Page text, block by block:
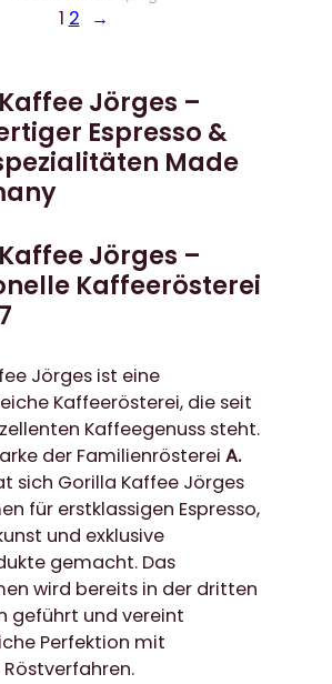
,
€
1 2 →
Jörges –
Espresso &
Made
Jörges –
Kaffeerösterei
Jörges ist eine
Kaffeerösterei, die seit
Kaffeegenuss steht.
der Familienrösterei A.
sich Gorilla Kaffee Jörges
für erstklassigen Espresso,
und exklusive
gemacht. Das
wird bereits in der dritten
geführt und vereint
Perfektion mit